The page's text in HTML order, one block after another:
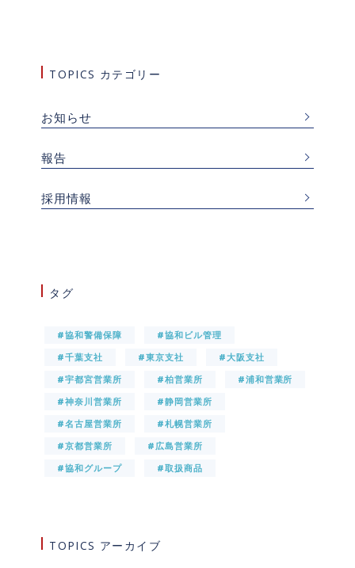
TOPICS カテゴリー
お知らせ
報告
採用情報
タグ
#協和警備保障
#協和ビル管理
#千葉支社
#東京支社
#大阪支社
#宇都宮営業所
#柏営業所
#浦和営業所
#神奈川営業所
#静岡営業所
#名古屋営業所
#札幌営業所
#京都営業所
#広島営業所
#協和グループ
#取扱商品
TOPICS アーカイブ